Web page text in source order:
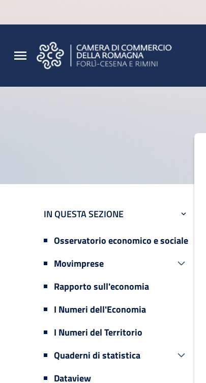
IN QUESTA SEZIONE
Osservatorio economico e sociale
Movimprese
Rapporto sull'economia
I Numeri dell'Economia
I Numeri del Territorio
Quaderni di statistica
Dataview